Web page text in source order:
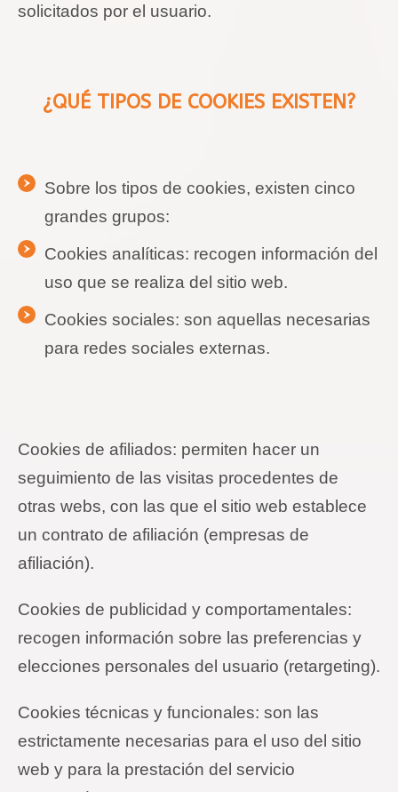
solicitados por el usuario.
¿QUÉ TIPOS DE COOKIES EXISTEN?
Sobre los tipos de cookies, existen cinco
grandes grupos:
Cookies analíticas: recogen información del
uso que se realiza del sitio web.
Cookies sociales: son aquellas necesarias
para redes sociales externas.
Cookies de afiliados: permiten hacer un
seguimiento de las visitas procedentes de
otras webs, con las que el sitio web establece
un contrato de afiliación (empresas de
afiliación).
Cookies de publicidad y comportamentales:
recogen información sobre las preferencias y
elecciones personales del usuario (retargeting).
Cookies técnicas y funcionales: son las
estrictamente necesarias para el uso del sitio
web y para la prestación del servicio